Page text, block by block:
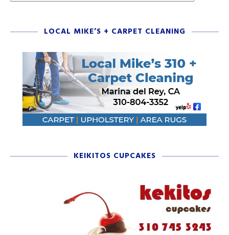
LOCAL MIKE’S + CARPET CLEANING
KEIKITOS CUPCAKES